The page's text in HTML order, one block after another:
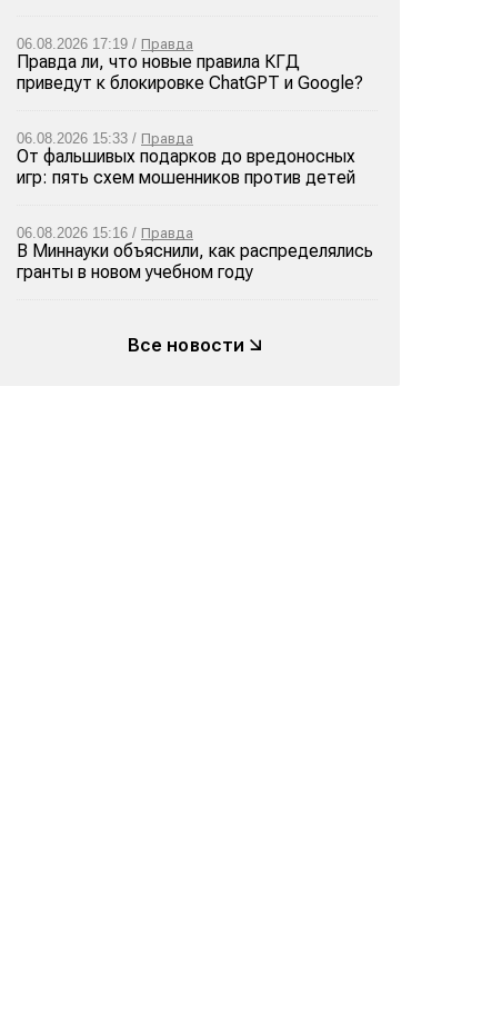
06.08.2026 17:19 / Правда
Правда ли, что новые правила КГД
приведут к блокировке ChatGPT и Google?
06.08.2026 15:33 / Правда
От фальшивых подарков до вредоносных
игр: пять схем мошенников против детей
06.08.2026 15:16 / Правда
В Миннауки объяснили, как распределялись
гранты в новом учебном году
Все новости